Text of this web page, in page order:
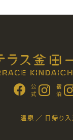
公 式 宿 泊
温泉 日帰り